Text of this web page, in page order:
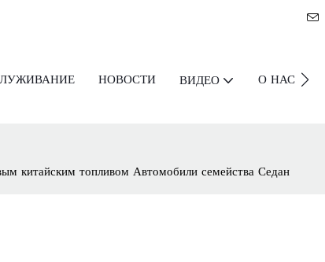
НОВОСТИ ВИДЕО О НАС
топливом Автомобили семейства Седан